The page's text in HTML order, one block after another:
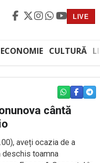
LIVE
ECONOMIE CULTURĂ
WHATSAPP
cântă
aveți ocazia de a
deschis toamna